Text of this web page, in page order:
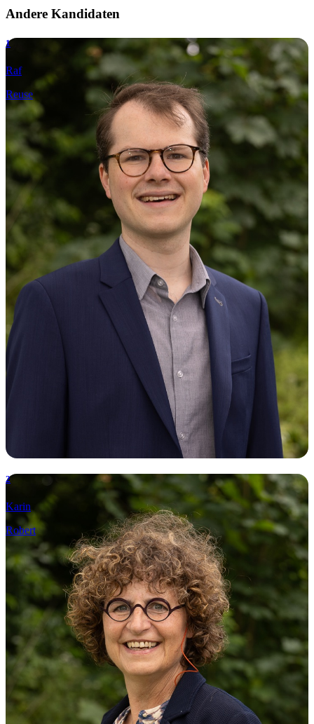
Andere Kandidaten
1
Raf
Reuse
2
Karin
Robert